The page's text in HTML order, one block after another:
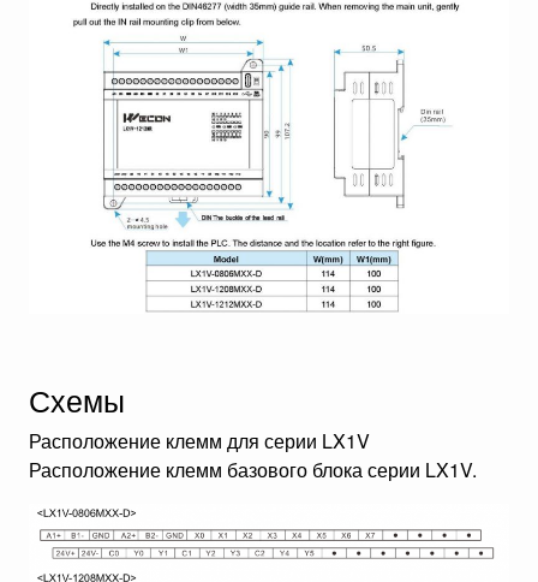
Схемы
Расположение клемм для серии LX1V
Расположение клемм базового блока серии LX1V.